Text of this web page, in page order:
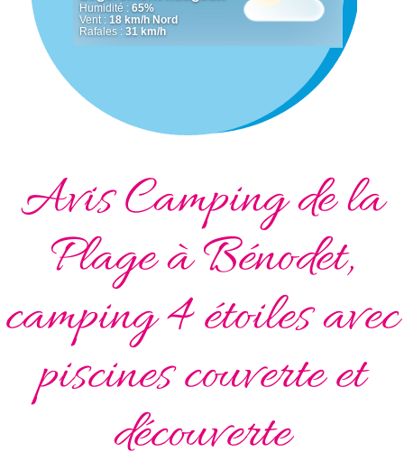
Avis Camping de la
Plage à Bénodet,
camping 4 étoiles avec
piscines couverte et
découverte